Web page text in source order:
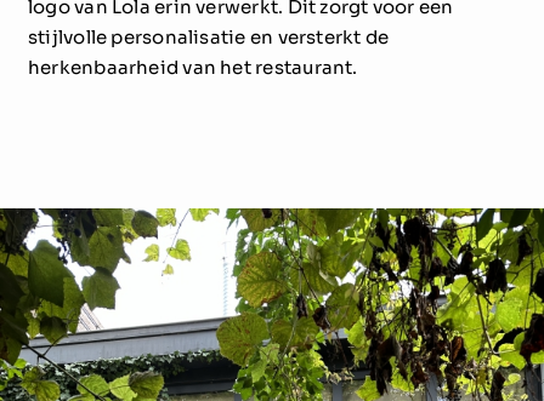
logo van Lola erin verwerkt. Dit zorgt voor een
stijlvolle personalisatie en versterkt de
herkenbaarheid van het restaurant.